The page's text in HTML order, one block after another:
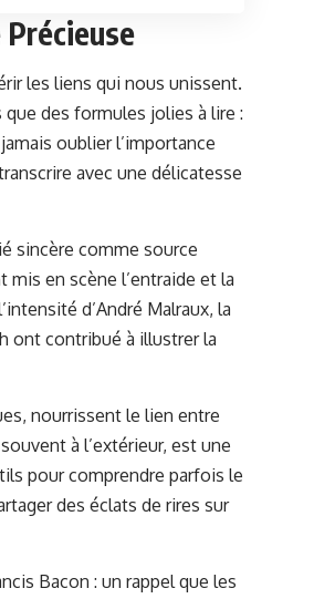
les liens qui nous unissent.
des formules jolies à lire :
oublier l’importance
avec une délicatesse
sincère comme source
mis en scène l’entraide et la
d’André Malraux, la
ont contribué à illustrer la
nourrissent le lien entre
à l’extérieur, est une
pour comprendre parfois le
des éclats de rires sur
Bacon : un rappel que les